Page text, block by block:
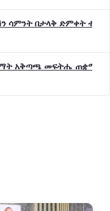
ሳምንት በታላቅ ድምቀት
አቅጣጫ መፍትሔ ጠቋሚ